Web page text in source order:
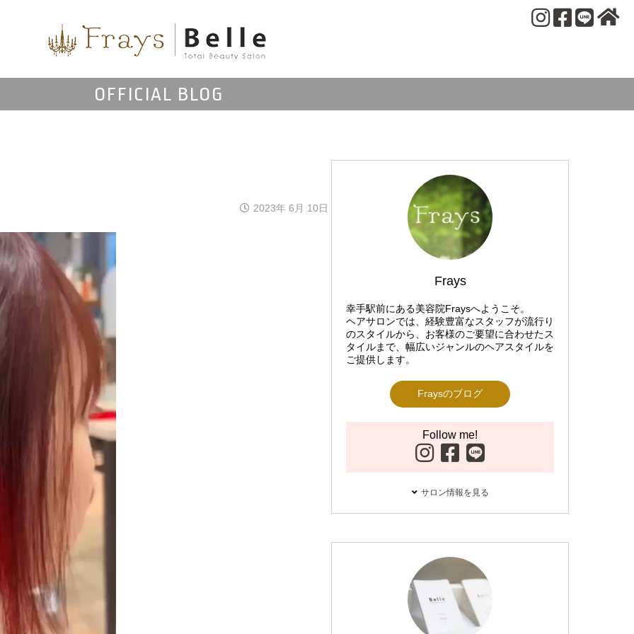
OFFICIAL BLOG
2023年 6月 10日
Frays
幸手駅前にある美容院Fraysへようこそ。
ヘアサロンでは、経験豊富なスタッフが流行り
のスタイルから、お客様のご要望に合わせたス
タイルまで、幅広いジャンルのヘアスタイルを
ご提供します。
Fraysのブログ
Follow me!
サロン情報を見る